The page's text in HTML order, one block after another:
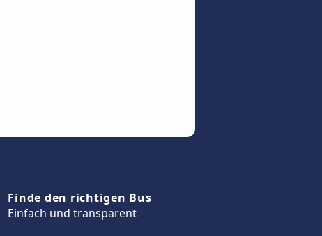
Finde den richtigen Bus
Einfach und transparent